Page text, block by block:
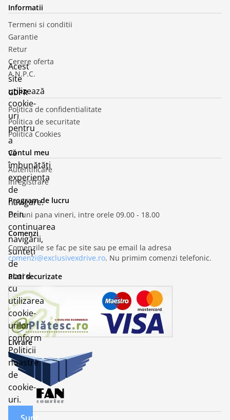
Informatii
Termeni si conditii
Garantie
Retur
Cerere oferta
A.N.P.C.
GDPR
Politica de confidentialitate
Politica de securitate
Politica Cookies
Contul meu
Autentificare
Inregistrare
Program de lucru
De luni pana vineri, intre orele 09.00 - 18.00
Comenzi
Comenzile se fac pe site sau pe email la adresa
comenzi@exclusivexdrive.ro. Nu primim comenzi telefonic.
Plati securizate
Livrare
Acest
site
utilizează
cookie-
uri
pentru
a
vă
îmbunătăți
experiența
de
navigare.
Prin
continuarea
navigării,
sunteți
de
acord
cu
utilizarea
cookie-
urilor
conform
Politicii
noastre
de
cookie-
uri.